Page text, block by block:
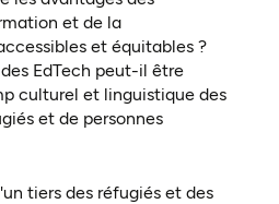
et de la
et équitables ?
EdTech peut-il être
culturel et linguistique des
et de personnes
tiers des réfugiés et des